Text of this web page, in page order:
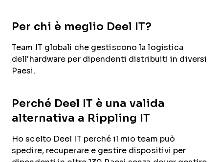
Per chi è meglio Deel IT?
Team IT globali che gestiscono la logistica
dell'hardware per dipendenti distribuiti in diversi
Paesi.
Perché Deel IT è una valida
alternativa a Rippling IT
Ho scelto Deel IT perché il mio team può
spedire, recuperare e gestire dispositivi per